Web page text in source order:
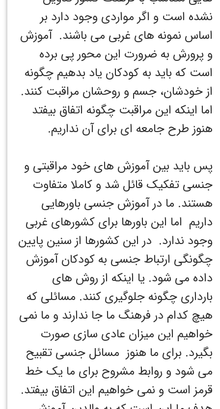
نشده است و اگر مواردی وجود دارد بر
اساس نمونه های غربی می باشند. آموزش
و پرورش به ضرورت این محور پی برده
است که باید به کودکان یاد بدهیم چگونه
از خودشان، جسم و روحشان مراقبت کنند.
اما اینکه این مراقبت چگونه اتفاق بیفتد
هنوز طرح جامعه ای برای آن نداریم.
پس باید بین آموزش های خود مراقبتی و
جنسی تفکیک قائل شد و کاملا متفاوت
هستند. ما در آموزش جنسی باورهایی
داریم اما این باورها برای کشورهای غربی
وجود ندارد. در این کشورها از سنین پایین
چگونگی ارتباط جنسی به کودکان آموزش
داده می شود. یا اینکه از روش های
بارداری چگونه جلوگیری کنند. مسائلی که
هیچ کدام در فرهنگ ما جا ندارند و ما نمی
خواهیم این میزان عادی سازی صورت
بگیرد. برای ما هنوز مسائل جنسی تقبیح
می شود و روابط مشروح برای ما یک خط
قرمز است و نمی خواهیم این اتفاق بیفتد.